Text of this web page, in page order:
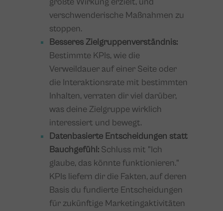
verschwenderische Maßnahmen zu
stoppen.
Besseres Zielgruppenverständnis:
Bestimmte KPIs, wie die
Verweildauer auf einer Seite oder
die Interaktionsrate mit bestimmten
Inhalten, verraten dir viel darüber,
was deine Zielgruppe wirklich
interessiert und bewegt.
Datenbasierte Entscheidungen statt
Bauchgefühl: Schluss mit "Ich
glaube, das könnte funktionieren."
KPIs liefern dir die Fakten, auf deren
Basis du fundierte Entscheidungen
für zukünftige Marketingaktivitäten